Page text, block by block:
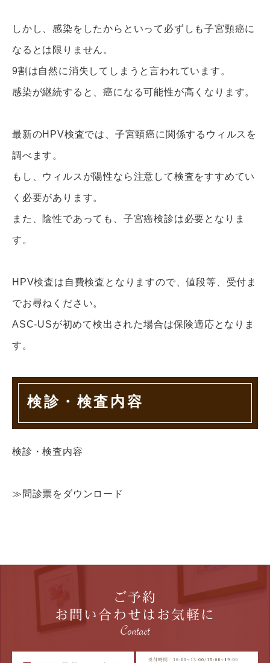
しかし、感染をしたからといって必ずしも子宮頸癌に
なるとは限りません。
9割は自然に消失してしまうと言われています。
感染が継続すると、癌になる可能性が高くなります。
最新のHPV検査では、子宮頸癌に関係するウィルスを
調べます。
もし、ウィルスが陽性なら注意して検査をすすめてい
く必要があります。
また、陰性であっても、子宮癌検診は必要となりま
す。
HPV検査は自費検査となりますので、値段等、受付ま
でお尋ねください。
ASC-USが初めて検出された場合は保険適応となりま
す。
検診・検査内容
検診・検査内容
≫問診票をダウンロード
ご予約
お問い合わせはお気軽に
Contact